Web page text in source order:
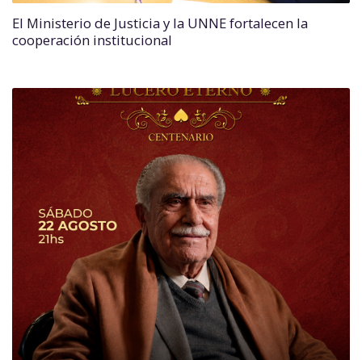
El Ministerio de Justicia y la UNNE fortalecen la
cooperación institucional